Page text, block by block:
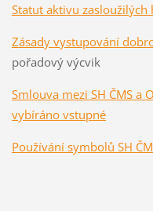
Statut aktivu zasloužilých
Zásady vystupování
pořadový výcvik
Smlouva mezi SH ČMS a
vybíráno vstupné
Používání symbolů SH